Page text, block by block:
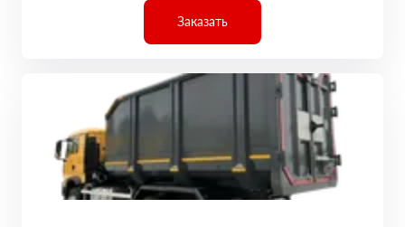
Заказать